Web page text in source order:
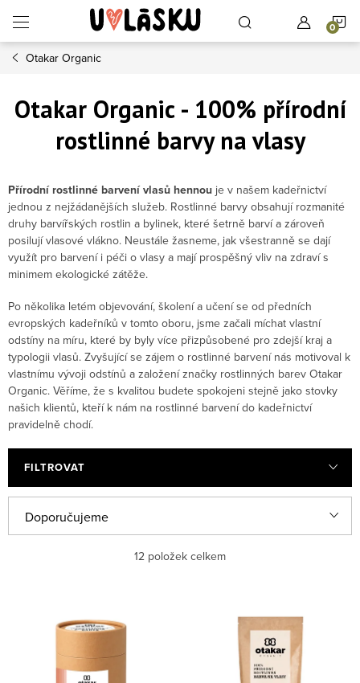
Otakar Organic
Otakar Organic - 100% přírodní
rostlinné barvy na vlasy
Přírodní rostlinné barvení vlasů hennou je v našem kadeřnictví
jednou z nejžádanějších služeb. Rostlinné barvy obsahují rozmanité
druhy barvířských rostlin a bylinek, které šetrně barví a zároveň
posilují vlasové vlákno. Neustále žasneme, jak všestranně se dají
využít pro barvení i péči o vlasy a mají prospěšný vliv na zdraví s
minimem ekologické zátěže.
Po několika letém objevování, školení a učení se od předních
evropských kadeřníků v tomto oboru, jsme začali míchat vlastní
odstíny na míru, které by byly více přizpůsobené pro zdejší kraj a
typologii vlasů. Zvyšující se zájem o rostlinné barvení nás motivoval k
vlastnímu vývoji odstínů a založení značky rostlinných barev Otakar
Organic. Věříme, že s kvalitou budete spokojeni stejně jako stovky
našich klientů, kteří k nám na rostlinné barvení do kadeřnictví
pravidelně chodí.
FILTROVAT
Řazení produktů
Doporučujeme
Nejprodávanější
Abecedně
12 položek celkem